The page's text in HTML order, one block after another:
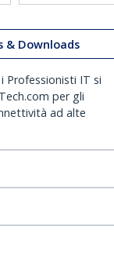
& Downloads
i Professionisti IT si
per gli
ad alte